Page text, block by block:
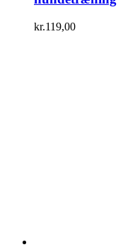
kr.119,00